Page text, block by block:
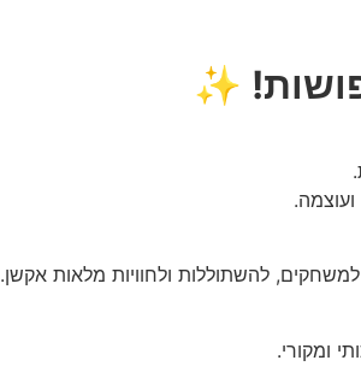
✨
להשתוללות ולחוויות מלאות אקשן.
ומקורי.